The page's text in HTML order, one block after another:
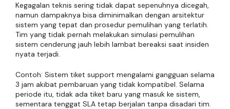
Kegagalan teknis sering tidak dapat sepenuhnya dicegah,
namun dampaknya bisa diminimalkan dengan arsitektur
sistem yang tepat dan prosedur pemulihan yang terlatih.
Tim yang tidak pernah melakukan simulasi pemulihan
sistem cenderung jauh lebih lambat bereaksi saat insiden
nyata terjadi.
Contoh: Sistem tiket support mengalami gangguan selama
3 jam akibat pembaruan yang tidak kompatibel. Selama
periode itu, tidak ada tiket baru yang masuk ke sistem,
sementara tenggat SLA tetap berjalan tanpa disadari tim.